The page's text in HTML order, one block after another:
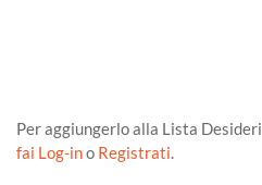
Per aggiungerlo alla Lista Desideri
fai Log-ino Registrati.